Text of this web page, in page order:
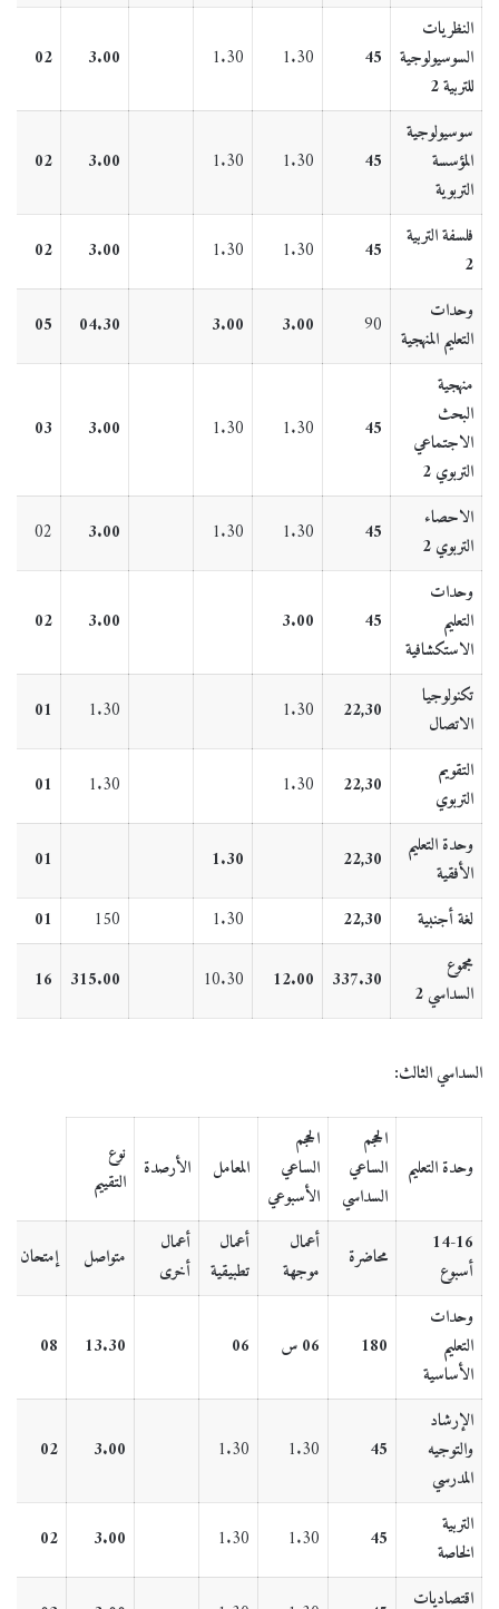
النظريات
السوسيولوجية
للتربية 2
45
1.30
1.30
3.00
02
سوسيولوجية
المؤسسة
التربوية
45
1.30
1.30
3.00
02
فلسفة التربية
2
45
1.30
1.30
3.00
02
وحدات
التعليم المنهجية
90
3.00
3.00
04.30
05
منهجية
البحث
الاجتماعي
التربوي 2
45
1.30
1.30
3.00
03
الاحصاء
التربوي 2
45
1.30
1.30
3.00
02
وحدات
التعليم
الاستكشافية
45
3.00
3.00
02
تكنولوجيا
الاتصال
22,30
1.30
1.30
01
التقويم
التربوي
22,30
1.30
1.30
01
وحدة التعليم
الأفقية
22,30
1.30
01
لغة أجنبية
22,30
1.30
150
01
مجموع
السداسي 2
337.30
12.00
10.30
315.00
16
السداسي الثالث:
وحدة التعليم
الحجم
الساعي
السداسي
الحجم
الساعي
الأسبوعي
المعامل الأرصدة
نوع
التقييم
14-16
أسبوع
محاضرة
أعمال
موجهة
أعمال
تطبيقية
أعمال
أخرى
متواصل
إمتحان
وحدات
التعليم
الأساسية
180 06 س 06
13.30
08
الإرشاد
والتوجيه
المدرسي
45
1.30
1.30
3.00
02
التربية
الخاصة
45
1.30
1.30
3.00
02
اقتصاديات